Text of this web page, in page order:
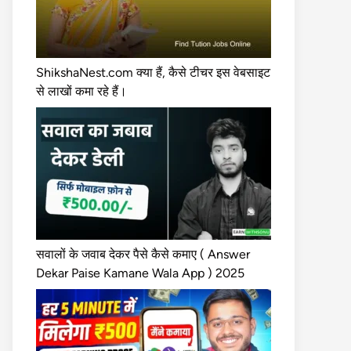
ShikshaNest.com क्या हैं, कैसे टीचर इस वेबसाइट
से लाखों कमा रहे हैं।
सवालों के जवाब देकर पैसे कैसे कमाए ( Answer
Dekar Paise Kamane Wala App ) 2025